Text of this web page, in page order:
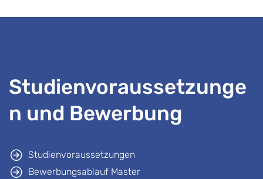
Studienvoraussetzunge
n und Bewerbung
Studienvoraussetzungen
Bewerbungsablauf Master